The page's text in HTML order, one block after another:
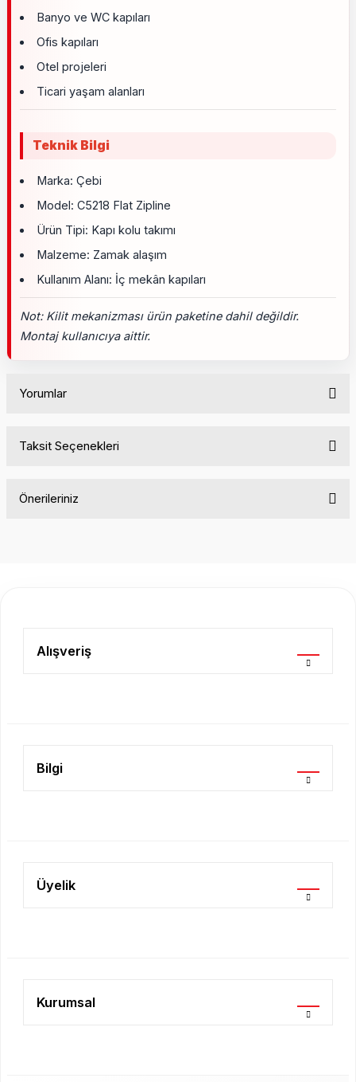
Banyo ve WC kapıları
Ofis kapıları
Otel projeleri
Ticari yaşam alanları
Teknik Bilgi
Marka: Çebi
Model: C5218 Flat Zipline
Ürün Tipi: Kapı kolu takımı
Malzeme: Zamak alaşım
Kullanım Alanı: İç mekân kapıları
Not: Kilit mekanizması ürün paketine dahil değildir.
Montaj kullanıcıya aittir.
Yorumlar
Taksit Seçenekleri
Önerileriniz
Ürün açıklamasında eksik bilgiler bulunuyor.
Alışveriş
Bilgi
Üyelik
Kurumsal